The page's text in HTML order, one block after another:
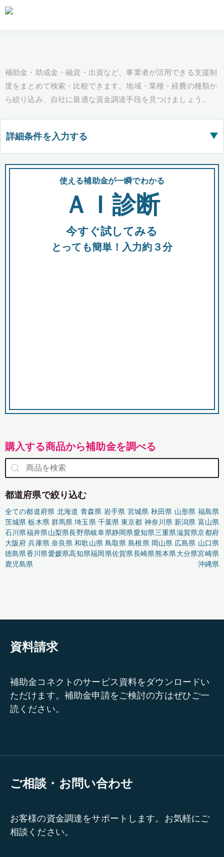
補助金・助成金・融資・出資など、事業者が活用できる支援制
度をまとめて検索・比較できます。地域・業種・経費の種類か
ら絞り込み、自社に最適な資金調達手段を見つけましょう。
詳細条件を入力する ▶
都道府県
全国の検索結果を含めて表示
助成金 融資 出資
使える補助金が一瞬でわかる
ＡＩ診断
今すぐ試してみる
とっても簡単！入力約３分
購入する商品から補助金を調べる
都道府県で絞り込む
全ての都道府県 北海道 青森県 岩手県 宮城県 秋田県 山形県 福島県
茨城県 栃木県 群馬県 埼玉県 千葉県 東京都 神奈川県 新潟県 富山県
石川県福井県山梨県長野県岐阜県静岡県愛知県三重県滋賀県京都府
大阪府 兵庫県 奈良県 和歌山県 鳥取県 島根県 岡山県 広島県 山口県
徳島県香川県愛媛県高知県福岡県佐賀県長崎県熊本県大分県宮崎県
鹿児島県
沖縄県
資料請求
補助金コネクトのサービス資料をダウンロードい
ただけます。補助金申請をご検討の方はぜひご一
読ください。
ご相談・お問い合わせ
お客様の資金調達をサポートします。お気軽にご
相談ください。